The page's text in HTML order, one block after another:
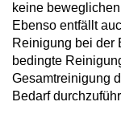
keine
Ebenso entfällt
Reinigung bei der
bedingte
Gesamtreinigung
Bedarf